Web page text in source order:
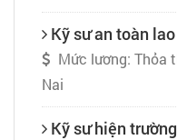
Kỹ sư an toàn
Mức lương: Thỏa
Nai
Kỹ sư hiện